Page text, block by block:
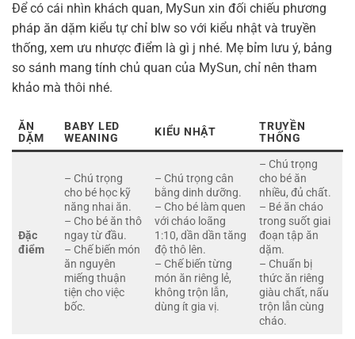
Để có cái nhìn khách quan, MySun xin đối chiếu phương
pháp ăn dặm kiểu tự chỉ blw so với kiểu nhật và truyền
thống, xem ưu nhược điểm là gì j nhé. Mẹ bỉm lưu ý, bảng
so sánh mang tính chủ quan của MySun, chỉ nên tham
khảo mà thôi nhé.
ĂN
DẶM
BABY LED
WEANING
KIỂU NHẬT
TRUYỀN
THỐNG
Đặc
điểm
– Chú trọng
cho bé học kỹ
năng nhai ăn.
– Cho bé ăn thô
ngay từ đầu.
– Chế biến món
ăn nguyên
miếng thuận
tiện cho việc
bốc.
– Chú trọng cân
bằng dinh dưỡng.
– Cho bé làm quen
với cháo loãng
1:10, dần dần tăng
độ thô lên.
– Chế biến từng
món ăn riêng lẻ,
không trộn lẫn,
dùng ít gia vị.
– Chú trọng
cho bé ăn
nhiều, đủ chất.
– Bé ăn cháo
trong suốt giai
đoạn tập ăn
dặm.
– Chuẩn bị
thức ăn riêng
giàu chất, nấu
trộn lẫn cùng
cháo.